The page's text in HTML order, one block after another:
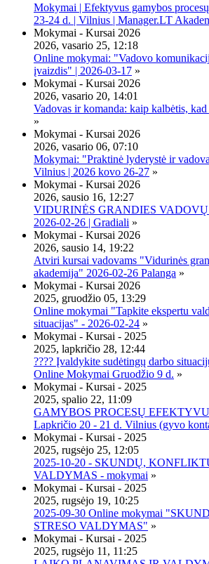
Mokymai | Efektyvus gamybos
23-24 d. | Vilnius | Manager.LT
Mokymai - Kursai 2026
2026, vasario 25, 12:18
Online mokymai: "Vadovo
įvaizdis" | 2026-03-17 »
Mokymai - Kursai 2026
2026, vasario 20, 14:01
Vadovas ir komanda: kaip kalbėtis,
»
Mokymai - Kursai 2026
2026, vasario 06, 07:10
Mokymai: "Praktinė lyderystė ir
Vilnius | 2026 kovo 26-27 »
Mokymai - Kursai 2026
2026, sausio 16, 12:27
VIDURINĖS GRANDIES VADOVŲ
2026-02-26 | Gradiali »
Mokymai - Kursai 2026
2026, sausio 14, 19:22
Atviri kursai vadovams "Vidurinės
akademija" 2026-02-26 Palanga »
Mokymai - Kursai 2026
2025, gruodžio 05, 13:29
Online mokymai "Tapkite ekspertu
situacijas" - 2026-02-24 »
Mokymai - Kursai - 2025
2025, lapkričio 28, 12:44
???? Įvaldykite sudėtingų darbo
Online Mokymai Gruodžio 9 d. »
Mokymai - Kursai - 2025
2025, spalio 22, 11:09
GAMYBOS PROCESŲ
Lapkričio 20 - 21 d. Vilnius (gyvo
Mokymai - Kursai - 2025
2025, rugsėjo 25, 12:05
2025-10-20 - SKUNDŲ,
VALDYMAS - mokymai »
Mokymai - Kursai - 2025
2025, rugsėjo 19, 10:25
2025-09-30 Online mokymai
STRESO VALDYMAS" »
Mokymai - Kursai - 2025
2025, rugsėjo 11, 11:25